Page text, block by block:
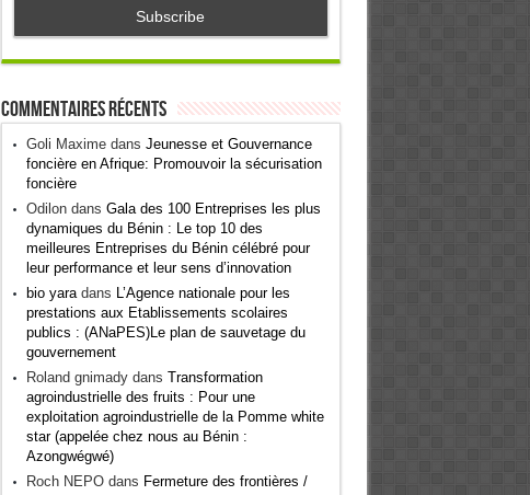
Commentaires récents
Goli Maximedans Jeunesse et Gouvernance
foncière en Afrique: Promouvoir la sécurisation
foncière
Odilondans Gala des 100 Entreprises les plus
dynamiques du Bénin : Le top 10 des
meilleures Entreprises du Bénin célébré pour
leur performance et leur sens d’innovation
bio yaradans L’Agence nationale pour les
prestations aux Etablissements scolaires
publics : (ANaPES)Le plan de sauvetage du
gouvernement
Roland gnimadydans Transformation
agroindustrielle des fruits : Pour une
exploitation agroindustrielle de la Pomme white
star (appelée chez nous au Bénin :
Azongwégwé)
Roch NEPOdans Fermeture des frontières /